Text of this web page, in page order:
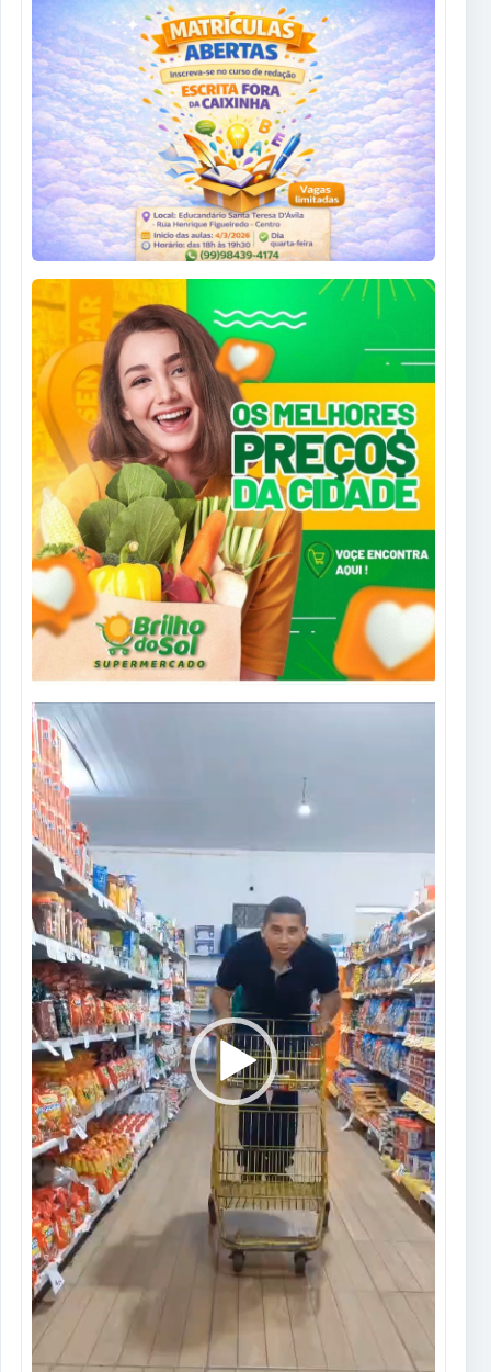
Tocador
de
vídeo